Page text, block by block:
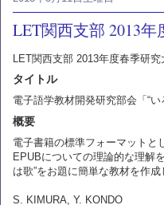
LET関西支部 2013
LET関西支部 2013年度春季研
タイトル
電子語学教材開発研究部会「“
概要
電子書籍の標準フォーマットと
EPUBについての理論的な理解
は歌”をお題に簡単な教材を作成
S. KIMURA, Y. KONDO